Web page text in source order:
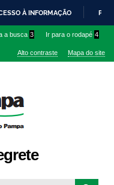
À INFORMAÇÃO
a busca 3 Ir para o rodapé 4
Alto contraste Mapa do site